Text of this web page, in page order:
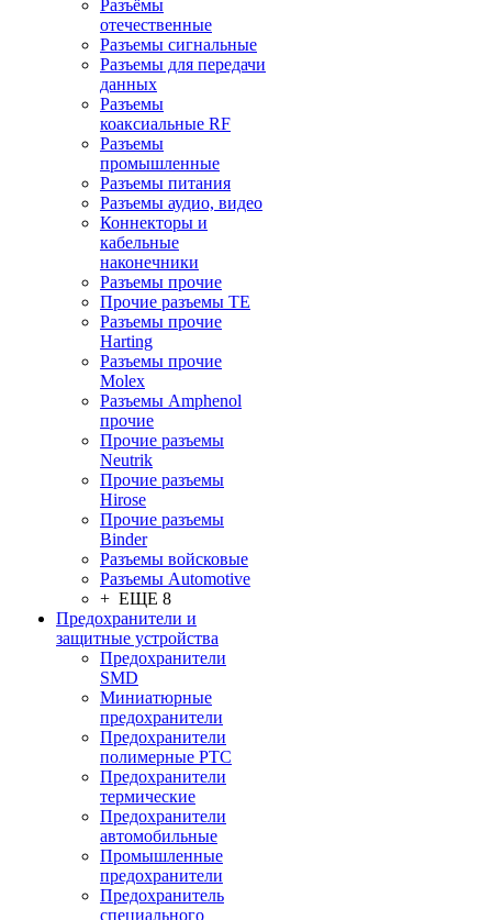
Разъёмы
отечественные
Разъeмы сигнальные
Разъeмы для передачи
данных
Разъeмы
коаксиальные RF
Разъeмы
промышленные
Разъeмы питания
Разъeмы аудио, видео
Коннекторы и
кабельные
наконечники
Разъeмы прочие
Прочие разъемы TE
Разъемы прочие
Harting
Разъемы прочие
Molex
Разъемы Amphenol
прочие
Прочие разъемы
Neutrik
Прочие разъемы
Hirose
Прочие разъемы
Binder
Разъемы войсковые
Разъeмы Automotive
+ ЕЩЕ 8
Предохранители и
защитные устройства
Предохранители
SMD
Миниатюрные
предохранители
Предохранители
полимерные PTC
Предохранители
термические
Предохранители
автомобильные
Промышленные
предохранители
Предохранитель
специального